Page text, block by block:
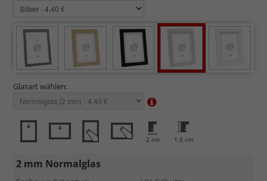
Glasart wählen:
2 cm 1,5 cm
2 mm Normalglas